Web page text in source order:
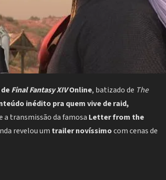
Final Fantasy XIVOnline, batizado de The
inédito pra quem vive de raid,
a transmissão da famosa Letter from the
revelou um trailer novíssimocom cenas de